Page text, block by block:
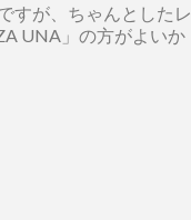
すが、ちゃんとしたレ
UNA」の方がよいか